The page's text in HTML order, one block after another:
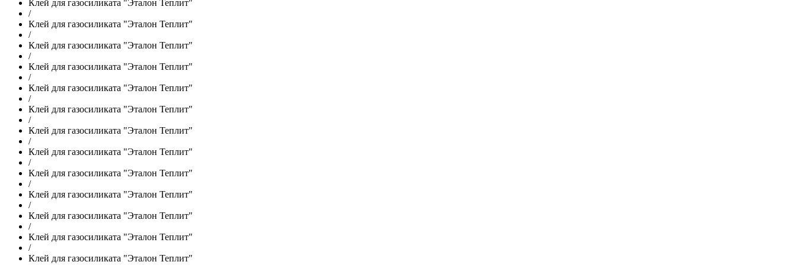
Клей для газосиликата "Эталон Теплит"
/
Клей для газосиликата "Эталон Теплит"
/
Клей для газосиликата "Эталон Теплит"
/
Клей для газосиликата "Эталон Теплит"
/
Клей для газосиликата "Эталон Теплит"
/
Клей для газосиликата "Эталон Теплит"
/
Клей для газосиликата "Эталон Теплит"
/
Клей для газосиликата "Эталон Теплит"
/
Клей для газосиликата "Эталон Теплит"
/
Клей для газосиликата "Эталон Теплит"
/
Клей для газосиликата "Эталон Теплит"
/
Клей для газосиликата "Эталон Теплит"
/
Клей для газосиликата "Эталон Теплит"